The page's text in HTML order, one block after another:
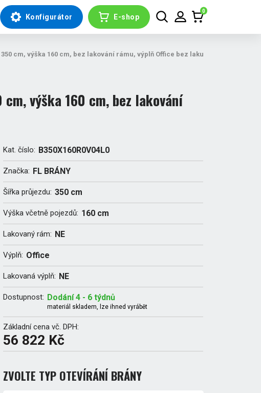
Konfigurátor E-shop
0
cm, výška 160 cm, bez lakování rámu, výplň Office bez laku
cm, výška 160 cm, bez lakování
Kat. číslo: B350X160R0V04L0
Značka: FL BRÁNY
Šířka průjezdu: 350 cm
Výška včetně pojezdů: 160 cm
Lakovaný rám: NE
Výplň: Office
Lakovaná výplň: NE
Dostupnost: Dodání 4 - 6 týdnů
materiál skladem, lze ihned vyrábět
Základní cena vč. DPH:
56 822 Kč
ZVOLTE TYP OTEVÍRÁNÍ BRÁNY